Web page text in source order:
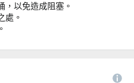
，以免造成阻塞。
處。